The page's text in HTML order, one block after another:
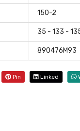
150-2
35 - 133 -
890476M93
Pin Linked